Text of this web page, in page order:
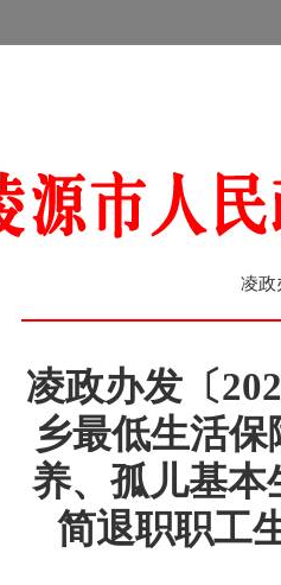
凌政
凌政办发〔
乡最低生活
养、孤儿基本
简退职职工